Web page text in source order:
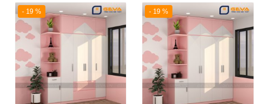
- 19 % - 19 %